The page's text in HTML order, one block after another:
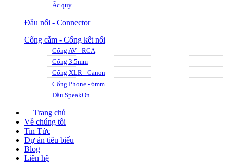
Ắc quy
Đầu nối - Connector
Cổng cắm - Cổng kết nối
Cổng AV - RCA
Cổng 3.5mm
Cổng XLR - Canon
Cổng Phone - 6mm
Đầu SpeakOn
Trang chủ
Về chúng tôi
Tin Tức
Dự án tiêu biểu
Blog
Liên hệ